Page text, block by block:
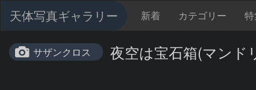
天体写真ギャラリー 新着 カテゴリー
サザンクロス 夜空は宝石箱(マンド